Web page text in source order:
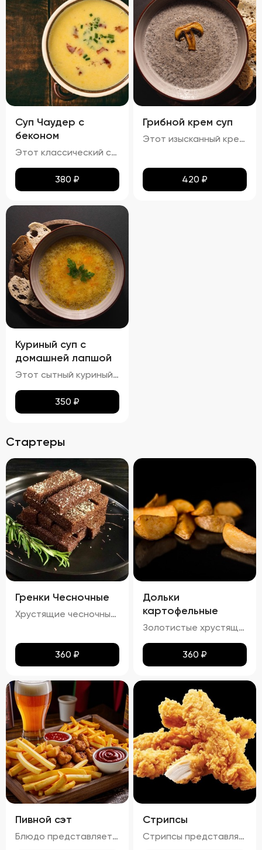
Суп Чаудер с
беконом
Этот классический суп характеризуется гармонией насыщенных вкусов и разнообразия текстур. Бульон обладает плотной кремообразной структурой благодаря использованию сливочного масла, что усиливает мясной аромат. В нём гармонично сочетаются мягкие кусочки говядины, овощи, такие как морковь и лук, и макароны, сохраняющие свою текстуру мягкой и эластичной, но не превращаясь в кашу. Поверхность украшена каплями зелёного масла и мелкой петрушкой, добавляющей супу яркие зелёные акценты и свежие травяные ноты.
380 ₽
Грибной крем суп
Этот изысканный крем-суп отличается гладкой, бархатистой текстурой, которая обволакивает ваши вкусовые рецепторы. Насыщенный аромат грибов сочетается с мягкими сливочными нотами, создавая гармоничное сочетание вкусов. Поверхность крема украшена капельками зелёного масла и мелко нарезанной зеленью, что добавляет блюду утончённости. Подается с хрустящими гренками, идеально дополняющими нежную текстуру супа.
420 ₽
Куриный суп с
домашней лапшой
Этот сытный куриный суп сочетает в себе насыщенный вкус и разнообразные текстуры. Бульон густой и кремообразный, с мягкими кусочками куриного мяса и овощей, таких как морковь и лук, которые добавляют глубины вкуса. Макароны сохраняют мягкость и эластичность, придавая супу приятную кремовую текстуру. Петрушка добавляет свежие травяные ноты, подчеркивая богатство вкуса этого классического блюда.
350 ₽
Стартеры
Гренки Чесночные
Хрустящие чесночные гренки – это идеальное сочетание золотистой корочки и нежного аромата чеснока. Каждый кусочек пропитан легким масляным налетом, который подчеркивает насыщенный вкус обжаренного хлеба. Сливочный соус добавляет блюду особую мягкость и кремовую текстуру, а пряности создают изысканное послевкусие. Эти гренки станут отличным дополнением к любому блюду!
360 ₽
Дольки
картофельные
Золотистые хрустящие дольки картофеля с легким налетом масла и кетчупа. Аромат жареного картофеля сочетается с приятными нотками сладковатого кетчупа. Вкус сбалансированный, сладко-соленый, с ярким оттенком жареного картофеля и легким привкусом кетчупа. Текстура плотная, с аппетитной хрустящей корочкой.
360 ₽
Пивной сэт
Блюдо представляет собой гармоничный набор закусок к пиву, включающий картофель фри, картофельные дольки, куриные наггетсы и сырные палочки. Все продукты имеют равномерную золотистую корочку без признаков пережарки. Вкус и аромат блюд натуральные, без посторонних привкусов и запахов. Картофель и гренки умеренно посолены, а наггетсы и сырные палочки остаются сочными внутри. Консистенция картофеля фри и долек мягкая внутри и хрустящая снаружи, наггетсы и сырные палочки – нежные и сочные внутри, с хрустящей корочкой.
Стрипсы
Стрипсы представляют собой кусочки куриного филе, обжаренные до золотистой корочки. Внешне они выглядят аппетитно, с равномерной золотистой окраской, без признаков пережарки. Вкус мяса насыщенный, сочный и ароматный, без каких-либо посторонних привкусов и запахов. Консистенция стрипсов идеальна: внутри мясо остается мягким и нежным, а снаружи образуется приятная хрустящая корочка. Это блюдо отлично сочетается с различными соусами и гарнирами, добавляя пикантности любому столу.